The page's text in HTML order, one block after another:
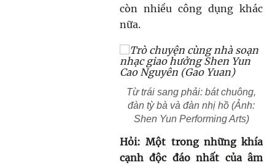
còn nhiều công dụng khác
nữa.
Từ trái sang phải: bát chuông,
đàn tỳ bà và đàn nhị hồ (Ảnh:
Shen Yun Performing Arts)
Hỏi: Một trong những khía
cạnh độc đáo nhất của âm